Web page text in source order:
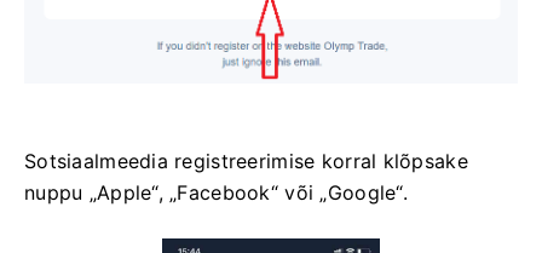
Sotsiaalmeedia registreerimise korral klõpsake
nuppu „Apple“, „Facebook“ või „Google“.